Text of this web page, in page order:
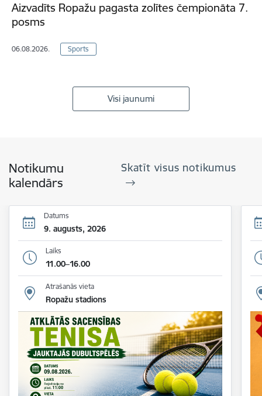
Aizvadīts Ropažu pagasta zolītes čempionāta 7.
posms
06.08.2026. Sports
Visi jaunumi
Notikumu
kalendārs
Skatīt visus notikumus
Datums
9. augusts, 2026
Laiks
11.00–16.00
Atrašanās vieta
Ropažu stadions